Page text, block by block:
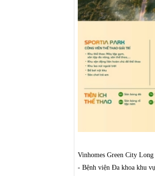
Vinhomes Green City
- Bệnh viện Đa khoa khu